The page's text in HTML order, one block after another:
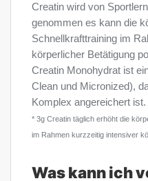
Creatin wird von
genommen es kann die
Schnellkrafttraining im
körperlicher Betätigung
Creatin Monohydrat ist
Clean und Micronized),
Komplex angereichert ist.
* 3g Creatin täglich erhöht die
im Rahmen kurzzeitig intensiver
Was kann ich